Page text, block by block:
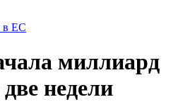
в ЕС
миллиард
недели